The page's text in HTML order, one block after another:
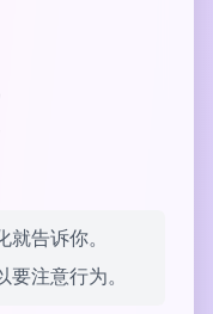
告诉你。
注意行为。